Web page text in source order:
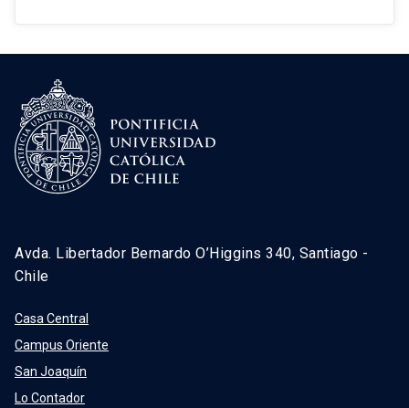
Avda. Libertador Bernardo O’Higgins 340, Santiago -
Chile
Casa Central
Campus Oriente
San Joaquín
Lo Contador